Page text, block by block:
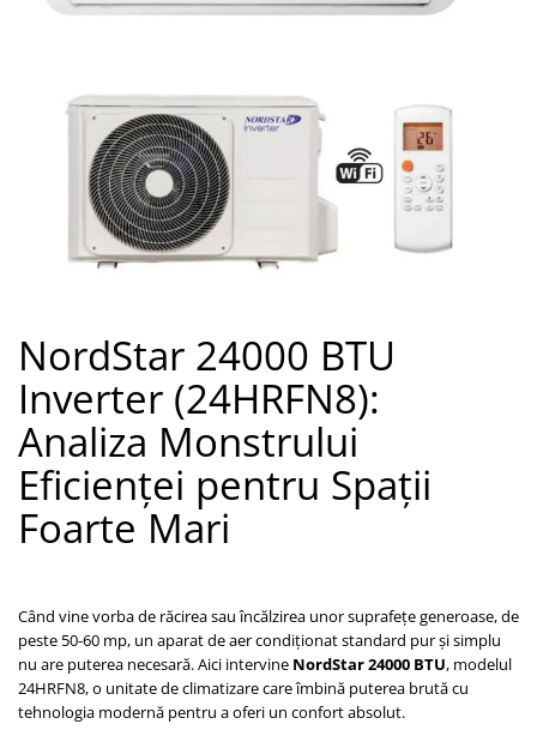
Trape Acces
NordStar 24000 BTU
Inverter (24HRFN8):
Analiza Monstrului
Eficienței pentru Spații
Foarte Mari
Când vine vorba de răcirea sau încălzirea unor suprafețe generoase, de
peste 50-60 mp, un aparat de aer condiționat standard pur și simplu
nu are puterea necesară. Aici intervine NordStar 24000 BTU, modelul
24HRFN8, o unitate de climatizare care îmbină puterea brută cu
tehnologia modernă pentru a oferi un confort absolut.